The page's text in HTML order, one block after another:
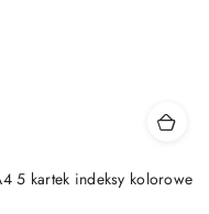
5 kartek indeksy kolorowe